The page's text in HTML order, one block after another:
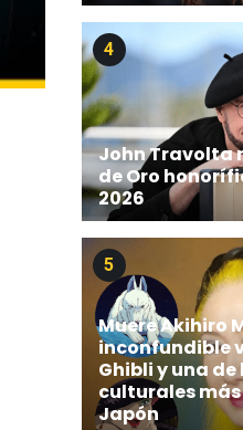
4
John Travolta
de Oro
2026
5
Muere Akihiro
inconfundible
Ghibli y una
culturales
Japón